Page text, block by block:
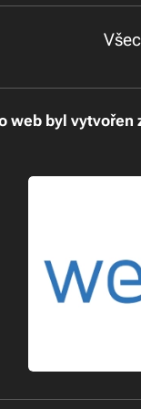
web byl vytvořen